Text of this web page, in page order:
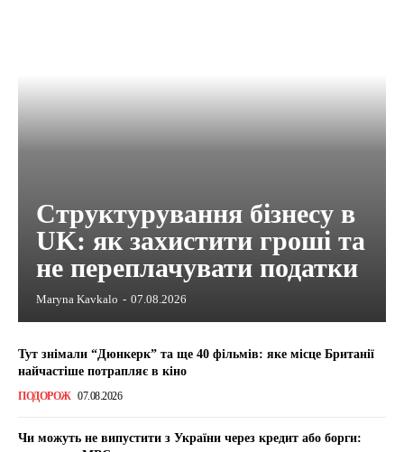
Структурування бізнесу в
UK: як захистити гроші та
не переплачувати податки
Maryna Kavkalo - 07.08.2026
Тут знімали “Дюнкерк” та ще 40 фільмів: яке місце Британії
найчастіше потрапляє в кіно
ПОДОРОЖ 07.08.2026
Чи можуть не випустити з України через кредит або борги: